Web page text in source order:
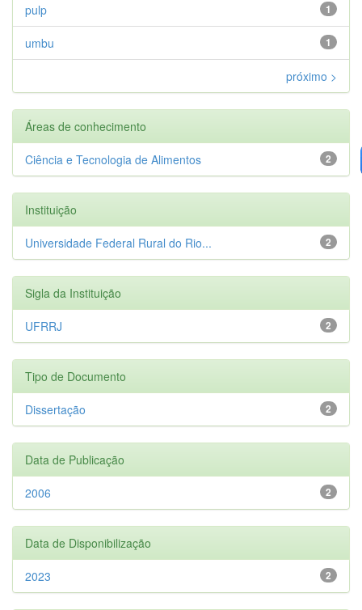
1
pulp
1
umbu
próximo >
Áreas de conhecimento
2
Ciência e Tecnologia de Alimentos
Instituição
2
Universidade Federal Rural do Rio...
Sigla da Instituição
2
UFRRJ
Tipo de Documento
2
Dissertação
Data de Publicação
2
2006
Data de Disponibilização
2
2023